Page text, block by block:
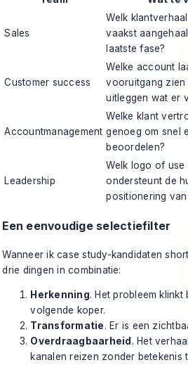
Sales
Welk
vaakst
laatste fase?
Customer success
Welke account
vooruitgang zien
uitleggen wat er
Accountmanagement
Welke klant
genoeg om snel
beoordelen?
Leadership
Welk logo of use
ondersteunt de
positionering
Een eenvoudige selectiefilter
Wanneer ik case study-kandidaten
drie dingen in combinatie:
Herkenning. Het probleem
volgende koper.
Transformatie. Er is een
Overdraagbaarheid . Het
kanalen reizen zonder betekenis